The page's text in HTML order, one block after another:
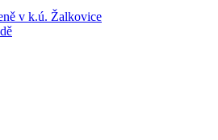
v k.ú. Žalkovice